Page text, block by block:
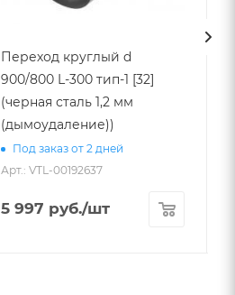
Переход круглый d
900/800 L-300 тип-1 [32]
(черная сталь 1,2 мм
(дымоудаление))
Под заказ от 2 дней
Арт.: VTL-00192637
5 997 руб./шт